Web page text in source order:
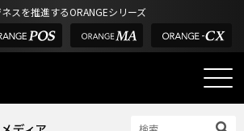
スを推進するORANGEシリーズ